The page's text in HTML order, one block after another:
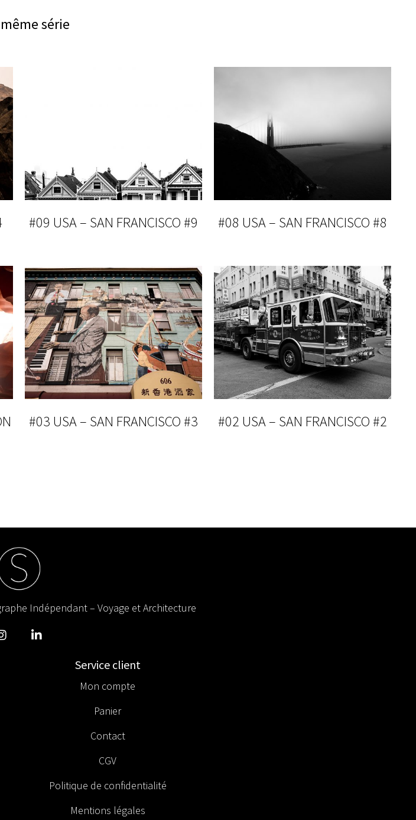
série
#09 USA – SAN FRANCISCO #9 #08 USA – SAN FRANCISCO #8
#03 USA – SAN FRANCISCO #3 #02 USA – SAN FRANCISCO #2
Indépendant – Voyage et Architecture
Service client
Mon compte
Panier
Contact
CGV
Politique de confidentialité
Mentions légales